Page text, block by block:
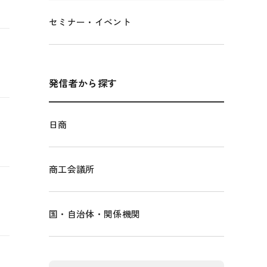
セミナー・イベント
発信者から探す
日商
商工会議所
国・自治体・関係機関